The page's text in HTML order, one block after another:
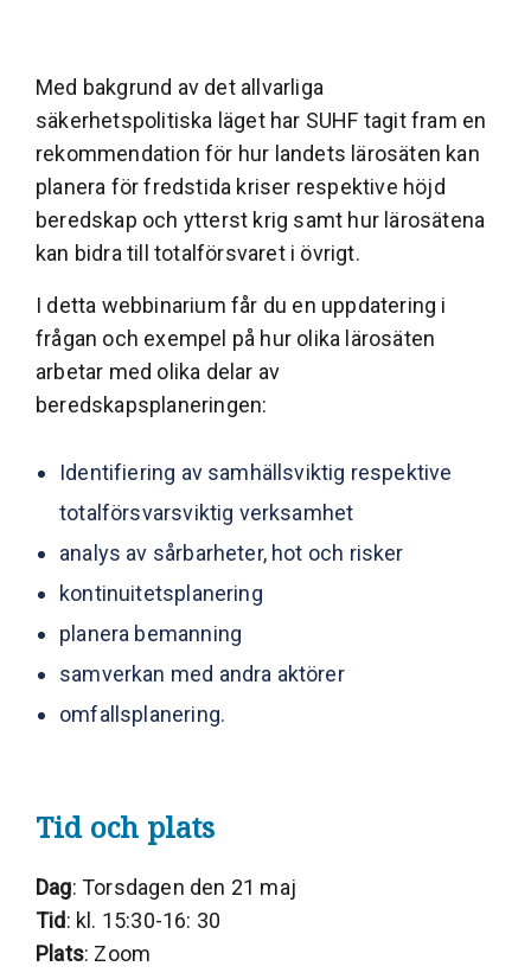
Med bakgrund av det allvarliga
säkerhetspolitiska läget har SUHF tagit fram en
rekommendation för hur landets lärosäten kan
planera för fredstida kriser respektive höjd
beredskap och ytterst krig samt hur lärosätena
kan bidra till totalförsvaret i övrigt.
I detta webbinarium får du en uppdatering i
frågan och exempel på hur olika lärosäten
arbetar med olika delar av
beredskapsplaneringen:
Identifiering av samhällsviktig respektive
totalförsvarsviktig verksamhet
analys av sårbarheter, hot och risker
kontinuitetsplanering
planera bemanning
samverkan med andra aktörer
omfallsplanering.
Tid och plats
Dag: Torsdagen den 21 maj
Tid: kl. 15:30-16: 30
Plats: Zoom